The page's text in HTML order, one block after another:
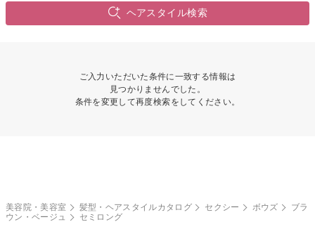
ヘアスタイル検索
ご入力いただいた条件に一致する情報は
見つかりませんでした。
条件を変更して再度検索をしてください。
美容院・美容室 髪型・ヘアスタイルカタログ セクシー ボウズ
ブラ
ウン・ベージュ
セミロング